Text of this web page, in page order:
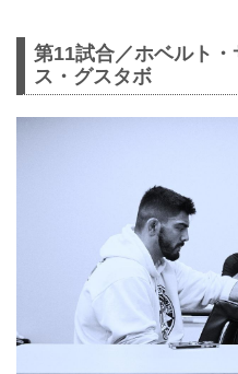
第11試合／ホベルト
ス・グスタボ